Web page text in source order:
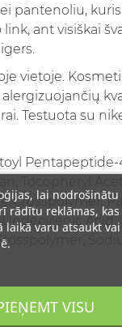
pantenoliu,
ant visiškai
vietoje.
Testuota su
Tocopheryl
Crosspolymer,
lai nodrošinātu
rādītu reklāmas, kas
varu atsaukt vai
VISU